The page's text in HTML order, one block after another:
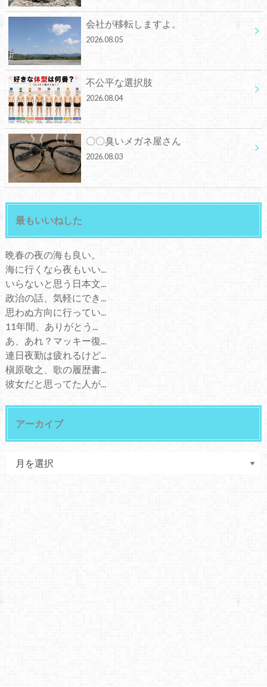
会社が移転しますよ。
2026.08.05
不公平な選択肢
2026.08.04
〇〇臭いメガネ屋さん
2026.08.03
最もいいねした
晩春の夜の海も良い。
海に行くなら夜もいい...
いらないと思う日本文...
政治の話、気軽にでき...
思わぬ方向に行ってい...
11年間、ありがとう...
あ、あれ？マッキー復...
連日夜勤は疲れるけど...
槇原敬之、歌の履歴書...
彼女だと思ってた人が...
アーカイブ